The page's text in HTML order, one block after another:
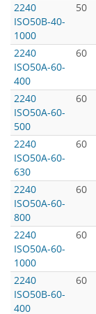
2240
ISO50B-40-
1000
50
2240
ISO50A-60-
400
60
2240
ISO50A-60-
500
60
2240
ISO50A-60-
630
60
2240
ISO50A-60-
800
60
2240
ISO50A-60-
1000
60
2240
ISO50B-60-
400
60